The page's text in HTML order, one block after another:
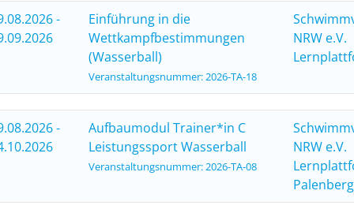
-
Einführung in die
Wettkampfbestimmungen
(Wasserball)
Veranstaltungsnummer: 2026-TA-18
NRW e.V.
-
Aufbaumodul Trainer*in C
Leistungssport Wasserball
Veranstaltungsnummer: 2026-TA-08
NRW e.V.
Palenberg